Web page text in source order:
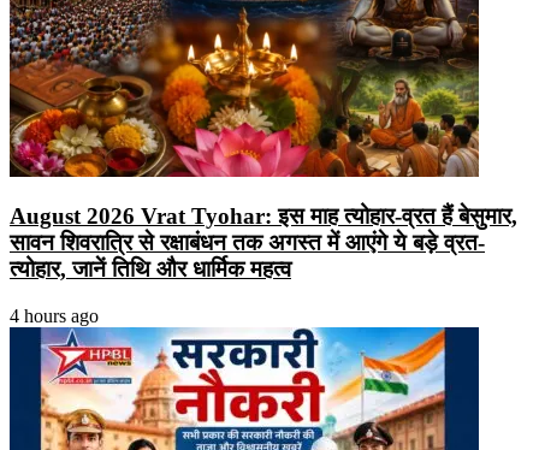
August 2026 Vrat Tyohar: इस माह त्योहार-व्रत हैं बेसुमार,
सावन शिवरात्रि से रक्षाबंधन तक अगस्त में आएंगे ये बड़े व्रत-
त्योहार, जानें तिथि और धार्मिक महत्व
4 hours ago